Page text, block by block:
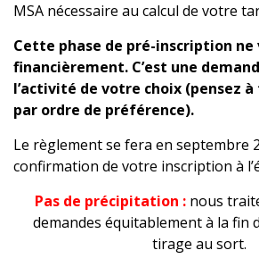
MSA nécessaire au calcul de votre
Cette phase de pré-inscription ne
financièrement. C’est une
l’activité de votre choix (pensez
par ordre de préférence).
Le règlement se fera en septembre
confirmation de votre inscription à
Pas de précipitation : nous
demandes équitablement à la fin
tirage au sort.